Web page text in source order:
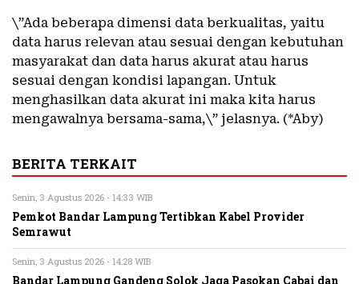
\”Ada beberapa dimensi data berkualitas, yaitu
data harus relevan atau sesuai dengan kebutuhan
masyarakat dan data harus akurat atau harus
sesuai dengan kondisi lapangan. Untuk
menghasilkan data akurat ini maka kita harus
mengawalnya bersama-sama,\” jelasnya. (*Aby)
BERITA TERKAIT
Senin, 3 Agustus 2026 - 14:33 WIB
Pemkot Bandar Lampung Tertibkan Kabel Provider
Semrawut
Senin, 3 Agustus 2026 - 14:28 WIB